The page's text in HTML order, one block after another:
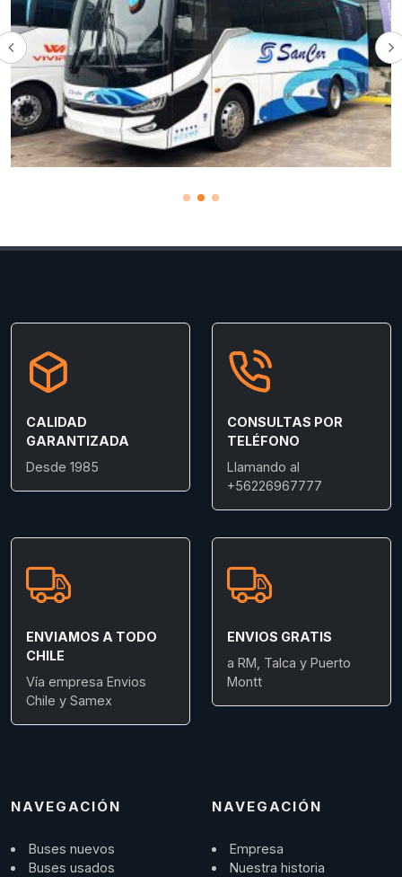
CALIDAD
GARANTIZADA
Desde 1985
CONSULTAS POR
TELÉFONO
Llamando al
+56226967777
ENVIAMOS A TODO
CHILE
Vía empresa Envios
Chile y Samex
ENVIOS GRATIS
a RM, Talca y Puerto
Montt
NAVEGACIÓN
Buses nuevos
Buses usados
NAVEGACIÓN
Empresa
Nuestra historia